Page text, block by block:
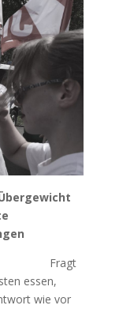
Fragt
essen,
wie vor